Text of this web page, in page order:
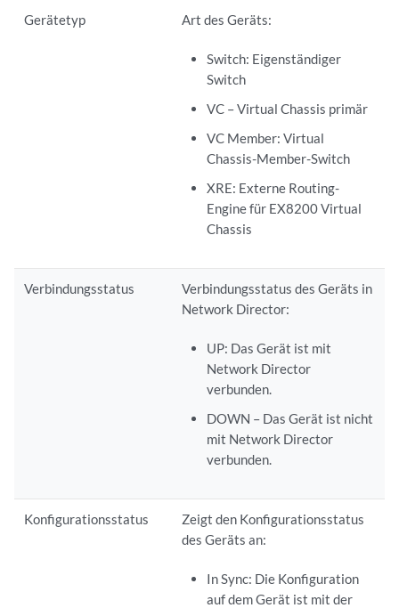
Gerätetyp Art des Geräts:
Switch: Eigenständiger
Switch
VC – Virtual Chassis primär
VC Member: Virtual
Chassis-Member-Switch
XRE: Externe Routing-
Engine für EX8200 Virtual
Chassis
Verbindungsstatus
Verbindungsstatus des Geräts in
Network Director:
UP: Das Gerät ist mit
Network Director
verbunden.
DOWN – Das Gerät ist nicht
mit Network Director
verbunden.
Konfigurationsstatus
Zeigt den Konfigurationsstatus
des Geräts an:
In Sync: Die Konfiguration
auf dem Gerät ist mit der